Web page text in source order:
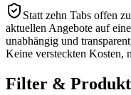
Statt zehn Tabs offen
aktuellen Angebote auf
unabhängig und
Keine versteckten Kosten,
Filter &